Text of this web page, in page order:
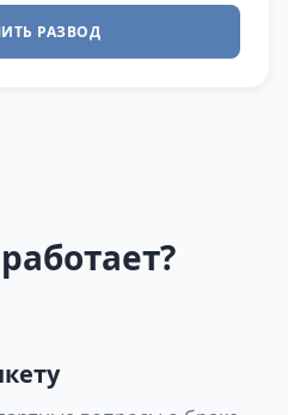
РАЗВОД